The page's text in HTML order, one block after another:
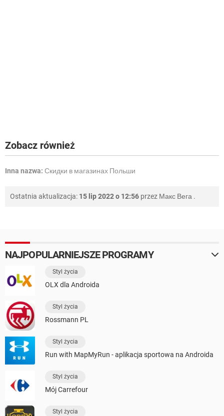
Zobacz również
Inna nazwa: Скидки в магазинах Польши
Ostatnia aktualizacja: 15 lip 2022 o 12:56 przez Макс Вега .
NAJPOPULARNIEJSZE PROGRAMY
Styl życia
OLX dla Androida
Styl życia
Rossmann PL
Styl życia
Run with MapMyRun - aplikacja sportowa na Androida
Styl życia
Mój Carrefour
Styl życia